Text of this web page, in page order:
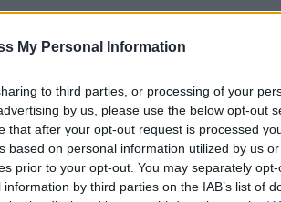
My Personal Information
to third parties, or processing of your
by us, please use the below opt-out
that after your opt-out request is processed
based on personal information utilized by us
prior to your opt-out. You may separately
by third parties on the IAB’s list of
beurs kozen. Beide beurzen
Investiki wil graag enkele
beslissingen te nemen over
eToro en Binance op basis
duidelijker beeld krijgen en
zijn op eToro versus Binance